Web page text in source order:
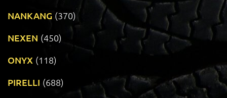
NANKANG (370)
NEXEN (450)
ONYX (118)
PIRELLI (688)